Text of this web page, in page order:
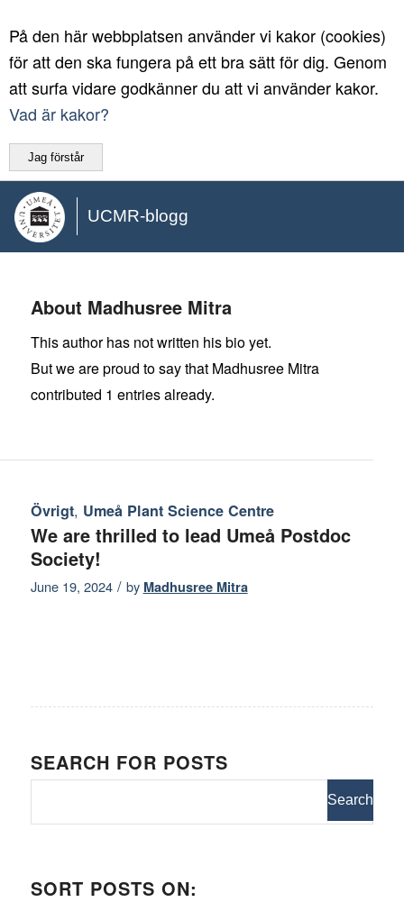
På den här webbplatsen använder vi kakor (cookies)
för att den ska fungera på ett bra sätt för dig. Genom
att surfa vidare godkänner du att vi använder kakor.
Vad är kakor?
Jag förstår
UCMR-blogg
About Madhusree Mitra
This author has not written his bio yet.
But we are proud to say that Madhusree Mitra
contributed 1 entries already.
Övrigt, Umeå Plant Science Centre
We are thrilled to lead Umeå Postdoc
Society!
June 19, 2024 / by Madhusree Mitra
SEARCH FOR POSTS
SORT POSTS ON: